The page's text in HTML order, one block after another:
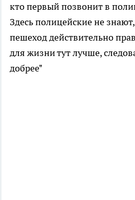
кто первый позвонит в
Здесь полицейские не
пешеход действительно
для жизни тут лучше,
добрее"